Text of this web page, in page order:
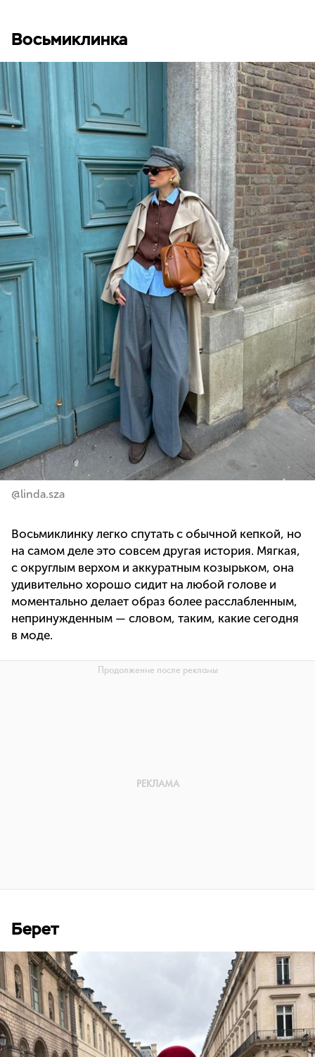
Восьмиклинка
@linda.sza
Восьмиклинку легко спутать с обычной кепкой, но
на самом деле это совсем другая история. Мягкая,
с округлым верхом и аккуратным козырьком, она
удивительно хорошо сидит на любой голове и
моментально делает образ более расслабленным,
непринужденным — словом, таким, какие сегодня
в моде.
Берет